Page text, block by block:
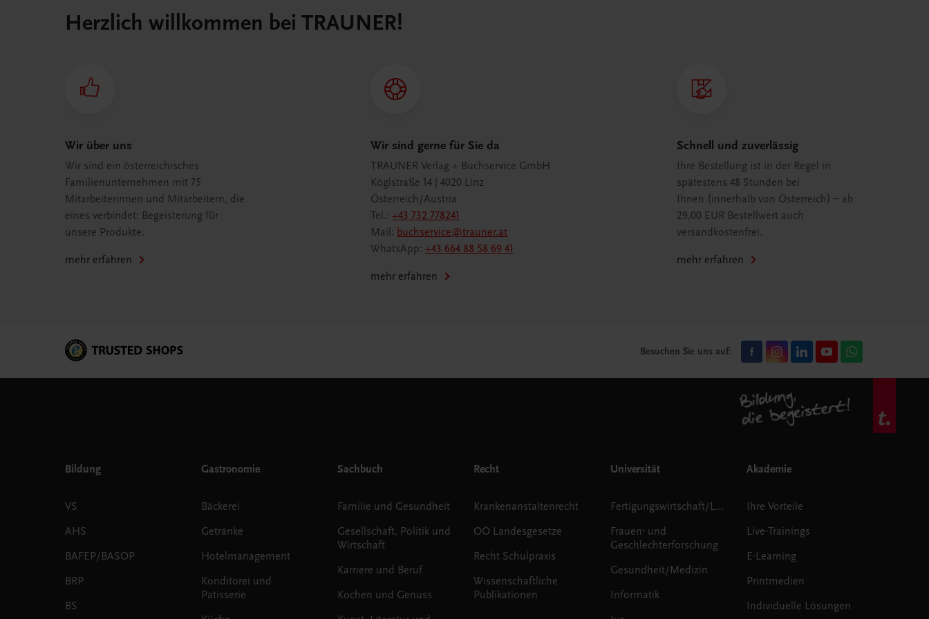
Herzlich willkommen bei TRAUNER!
Wir über uns
Wir sind ein österreichisches
Familienunternehmen mit 75
Mitarbeiterinnen und Mitarbeitern, die
eines verbindet: Begeisterung für
unsere Produkte.
mehr erfahren
Wir sind gerne für Sie da
TRAUNER Verlag + Buchservice GmbH
Köglstraße 14 | 4020 Linz
Österreich/Austria
Tel.:+43 732 778241
Mail: buchservice@trauner.at
WhatsApp:+43 664 88 58 69 41
mehr erfahren
Schnell und zuverlässig
Ihre Bestellung ist in der Regel in
spätestens 48 Stunden bei
Ihnen (innerhalb von Österreich) – ab
29,00 EUR Bestellwert auch
versandkostenfrei.
mehr erfahren
Besuchen Sie uns auf:
Bildung
VS
AHS
BAFEP/BASOP
BRP
BS
Gastronomie
Bäckerei
Getränke
Hotelmanagement
Konditorei und
Patisserie
Sachbuch
Familie und Gesundheit
Gesellschaft, Politik und
Wirtschaft
Karriere und Beruf
Kochen und Genuss
Recht
Krankenanstaltenrecht
OÖ Landesgesetze
Recht Schulpraxis
Wissenschaftliche
Publikationen
Universität
Fertigungswirtschaft/Logistik
Frauen- und
Geschlechterforschung
Gesundheit/Medizin
Informatik
Akademie
Ihre Vorteile
Live-Trainings
E-Learning
Printmedien
Individuelle Lösungen